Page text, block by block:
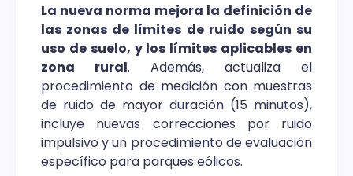
La nueva norma mejora la definición de
las zonas de límites de ruido según su
uso de suelo, y los límites aplicables en
zona rural. Además, actualiza el
procedimiento de medición con muestras
de ruido de mayor duración (15 minutos),
incluye nuevas correcciones por ruido
impulsivo y un procedimiento de evaluación
específico para parques eólicos.